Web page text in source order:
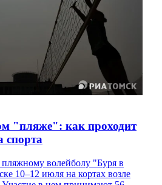
"пляже": как проходит
спорта
волейболу "Буря в
10–12 июля на кортах возле